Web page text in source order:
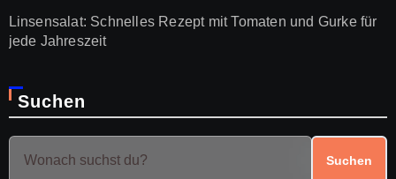
Linsensalat: Schnelles Rezept mit Tomaten und Gurke für
jede Jahreszeit
Suchen
Suchen